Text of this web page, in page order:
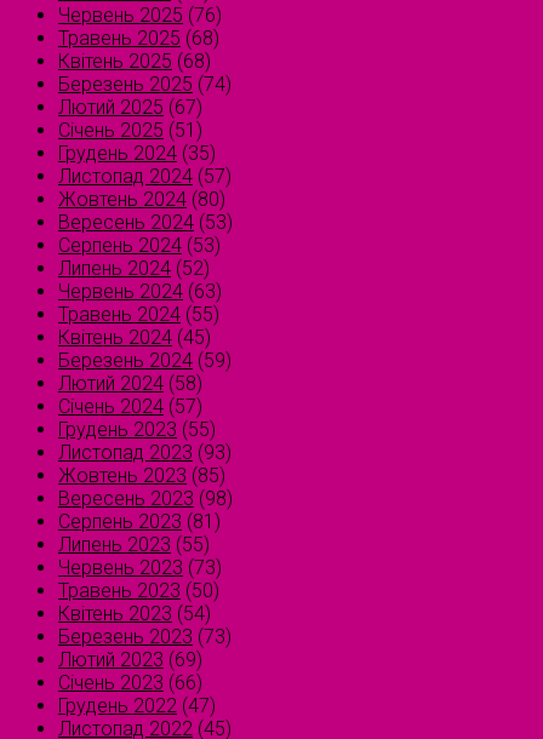
Червень 2025 (76)
Травень 2025 (68)
Квітень 2025 (68)
Березень 2025 (74)
Лютий 2025 (67)
Січень 2025 (51)
Грудень 2024 (35)
Листопад 2024 (57)
Жовтень 2024 (80)
Вересень 2024 (53)
Серпень 2024 (53)
Липень 2024 (52)
Червень 2024 (63)
Травень 2024 (55)
Квітень 2024 (45)
Березень 2024 (59)
Лютий 2024 (58)
Січень 2024 (57)
Грудень 2023 (55)
Листопад 2023 (93)
Жовтень 2023 (85)
Вересень 2023 (98)
Серпень 2023 (81)
Липень 2023 (55)
Червень 2023 (73)
Травень 2023 (50)
Квітень 2023 (54)
Березень 2023 (73)
Лютий 2023 (69)
Січень 2023 (66)
Грудень 2022 (47)
Листопад 2022 (45)